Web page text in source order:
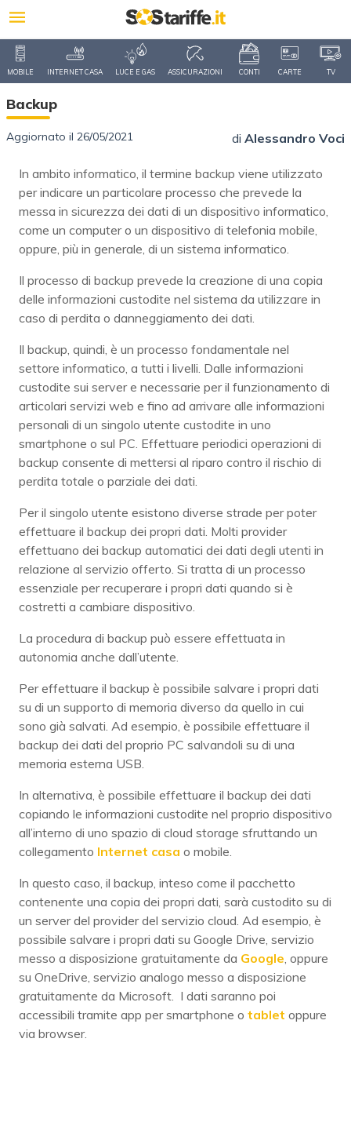
MOBILE INTERNET CASA LUCE E GAS ASSICURAZIONI CONTI CARTE TV
Backup
Aggiornato il 26/05/2021 di Alessandro Voci
In ambito informatico, il termine backup viene utilizzato
per indicare un particolare processo che prevede la
messa in sicurezza dei dati di un dispositivo informatico,
come un computer o un dispositivo di telefonia mobile,
oppure, più in generale, di un sistema informatico.
Il processo di backup prevede la creazione di una copia
delle informazioni custodite nel sistema da utilizzare in
caso di perdita o danneggiamento dei dati.
Il backup, quindi, è un processo fondamentale nel
settore informatico, a tutti i livelli. Dalle informazioni
custodite sui server e necessarie per il funzionamento di
articolari servizi web e fino ad arrivare alle informazioni
personali di un singolo utente custodite in uno
smartphone o sul PC. Effettuare periodici operazioni di
backup consente di mettersi al riparo contro il rischio di
perdita totale o parziale dei dati.
Per il singolo utente esistono diverse strade per poter
effettuare il backup dei propri dati. Molti provider
effettuano dei backup automatici dei dati degli utenti in
relazione al servizio offerto. Si tratta di un processo
essenziale per recuperare i propri dati quando si è
costretti a cambiare dispositivo.
La procedura di backup può essere effettuata in
autonomia anche dall’utente.
Per effettuare il backup è possibile salvare i propri dati
su di un supporto di memoria diverso da quello in cui
sono già salvati. Ad esempio, è possibile effettuare il
backup dei dati del proprio PC salvandoli su di una
memoria esterna USB.
In alternativa, è possibile effettuare il backup dei dati
copiando le informazioni custodite nel proprio dispositivo
all’interno di uno spazio di cloud storage sfruttando un
collegamento Internet casa o mobile.
In questo caso, il backup, inteso come il pacchetto
contenente una copia dei propri dati, sarà custodito su di
un server del provider del servizio cloud. Ad esempio, è
possibile salvare i propri dati su Google Drive, servizio
messo a disposizione gratuitamente da Google, oppure
su OneDrive, servizio analogo messo a disposizione
gratuitamente da Microsoft. I dati saranno poi
accessibili tramite app per smartphone o tablet oppure
via browser.